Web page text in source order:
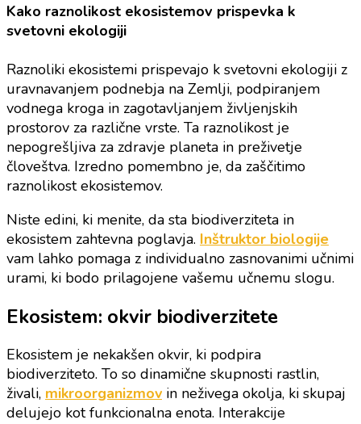
Kako raznolikost ekosistemov prispevka k
svetovni ekologiji
Raznoliki ekosistemi prispevajo k svetovni ekologiji z
uravnavanjem podnebja na Zemlji, podpiranjem
vodnega kroga in zagotavljanjem življenjskih
prostorov za različne vrste. Ta raznolikost je
nepogrešljiva za zdravje planeta in preživetje
človeštva. Izredno pomembno je, da zaščitimo
raznolikost ekosistemov.
Niste edini, ki menite, da sta biodiverziteta in
ekosistem zahtevna poglavja. Inštruktor biologije
vam lahko pomaga z individualno zasnovanimi učnimi
urami, ki bodo prilagojene vašemu učnemu slogu.
Ekosistem: okvir biodiverzitete
Ekosistem je nekakšen okvir, ki podpira
biodiverziteto. To so dinamične skupnosti rastlin,
živali, mikroorganizmov in neživega okolja, ki skupaj
delujejo kot funkcionalna enota. Interakcije